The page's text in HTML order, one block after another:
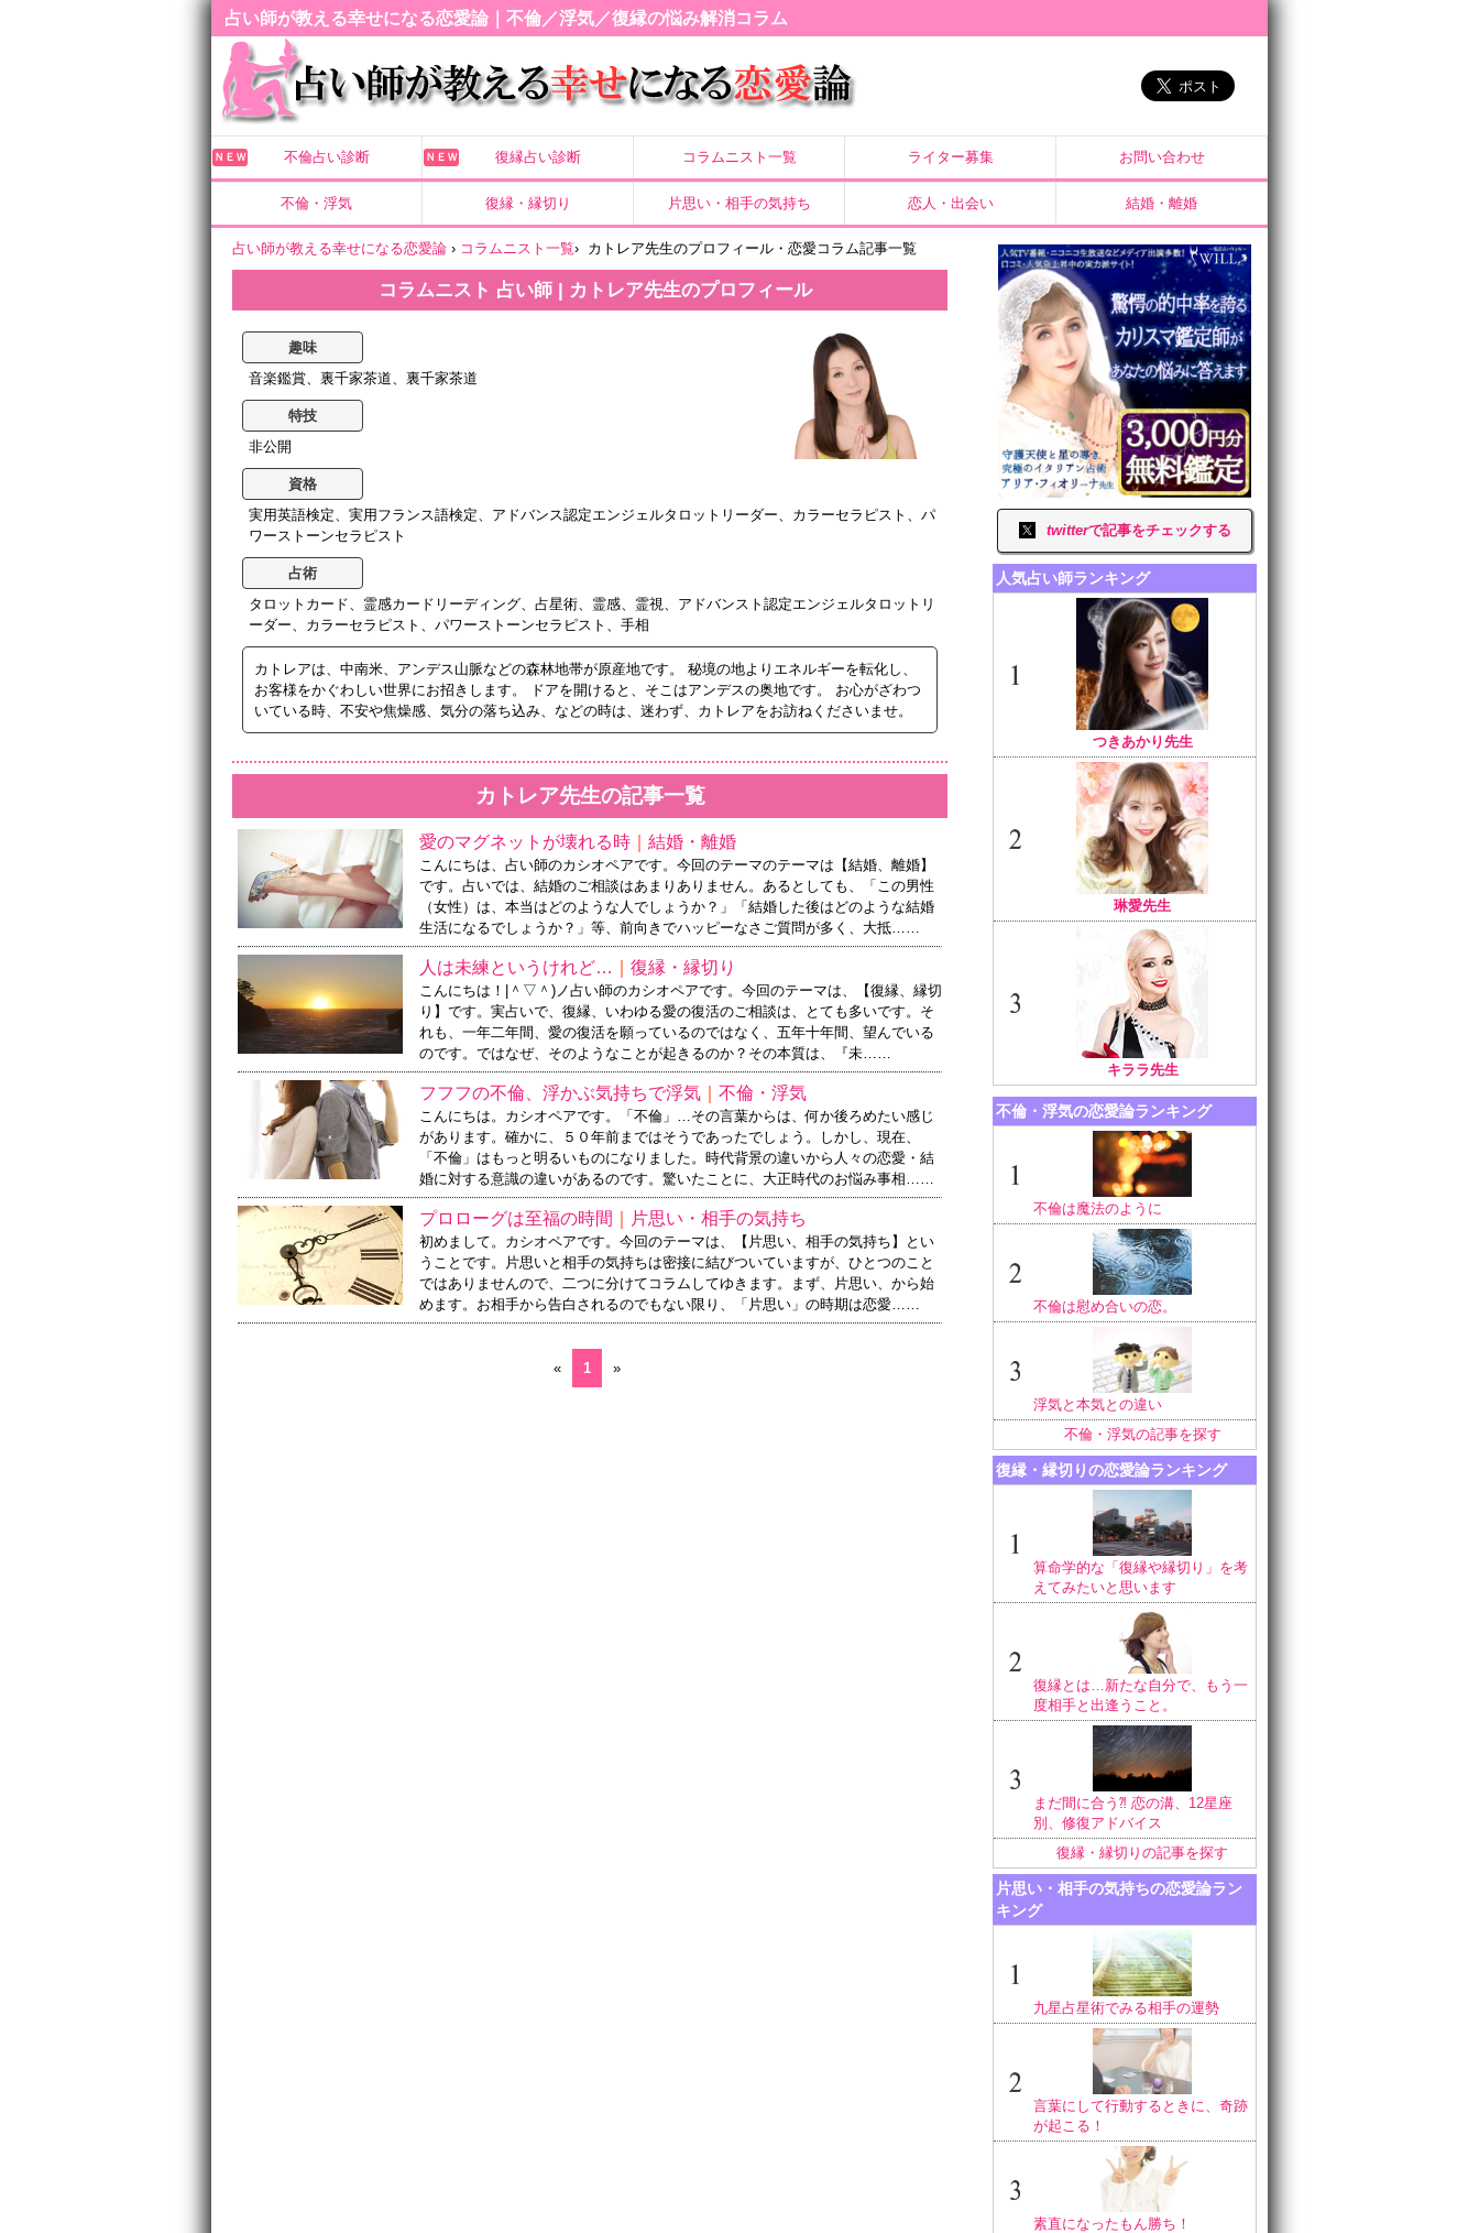
占い師が教える幸せになる恋愛論｜不倫／浮気／復縁の悩み解消コラム
ＮＥＷ 不倫占い診断 ＮＥＷ 復縁占い診断 コラムニスト一覧 ライター募集 お問い合わせ
不倫・浮気 復縁・縁切り 片思い・相手の気持ち 恋人・出会い 結婚・離婚
占い師が教える幸せになる恋愛論 › コラムニスト一覧› カトレア先生のプロフィール・恋愛コラム記事一覧
コラムニスト 占い師 | カトレア先生のプロフィール
趣味
音楽鑑賞、裏千家茶道、裏千家茶道
特技
非公開
資格
実用英語検定、実用フランス語検定、アドバンス認定エンジェルタロットリーダー、カラーセラピスト、パ
ワーストーンセラピスト
占術
タロットカード、霊感カードリーディング、占星術、霊感、霊視、アドバンスト認定エンジェルタロットリ
ーダー、カラーセラピスト、パワーストーンセラピスト、手相
カトレアは、中南米、アンデス山脈などの森林地帯が原産地です。 秘境の地よりエネルギーを転化し、
お客様をかぐわしい世界にお招きします。 ドアを開けると、そこはアンデスの奥地です。 お心がざわつ
いている時、不安や焦燥感、気分の落ち込み、などの時は、迷わず、カトレアをお訪ねくださいませ。
カトレア先生の記事一覧
愛のマグネットが壊れる時 ｜結婚・離婚
こんにちは、占い師のカシオペアです。今回のテーマのテーマは【結婚、離婚】
です。占いでは、結婚のご相談はあまりありません。あるとしても、「この男性
（女性）は、本当はどのような人でしょうか？」「結婚した後はどのような結婚
生活になるでしょうか？」等、前向きでハッピーなさご質問が多く、大抵……
人は未練というけれど… ｜復縁・縁切り
こんにちは！|＾▽＾)ノ占い師のカシオペアです。今回のテーマは、【復縁、縁切
り】です。実占いで、復縁、いわゆる愛の復活のご相談は、とても多いです。そ
れも、一年二年間、愛の復活を願っているのではなく、五年十年間、望んでいる
のです。ではなぜ、そのようなことが起きるのか？その本質は、『未……
フフフの不倫、浮かぶ気持ちで浮気 ｜不倫・浮気
こんにちは。カシオペアです。「不倫」…その言葉からは、何か後ろめたい感じ
があります。確かに、５０年前まではそうであったでしょう。しかし、現在、
「不倫」はもっと明るいものになりました。時代背景の違いから人々の恋愛・結
婚に対する意識の違いがあるのです。驚いたことに、大正時代のお悩み事相……
プロローグは至福の時間 片思い・相手の気持ち
初めまして。カシオペアです。今回のテーマは、【片思い、相手の気持ち】とい
うことです。片思いと相手の気持ちは密接に結びついていますが、ひとつのこと
ではありませんので、二つに分けてコラムしてゆきます。まず、片思い、から始
めます。お相手から告白されるのでもない限り、「片思い」の時期は恋愛……
« 1 »
twitterで記事をチェックする
人気占い師ランキング
つきあかり先生
琳愛先生
キララ先生
不倫・浮気の恋愛論ランキング
不倫は魔法のように
不倫は慰め合いの恋。
浮気と本気との違い
不倫・浮気の記事を探す
復縁・縁切りの恋愛論ランキング
算命学的な「復縁や縁切り」を考
えてみたいと思います
復縁とは…新たな自分で、もう一
度相手と出逢うこと。
まだ間に合う⁈ 恋の溝、12星座
別、修復アドバイス
復縁・縁切りの記事を探す
片思い・相手の気持ちの恋愛論ラン
キング
九星占星術でみる相手の運勢
言葉にして行動するときに、奇跡
が起こる！
素直になったもん勝ち！